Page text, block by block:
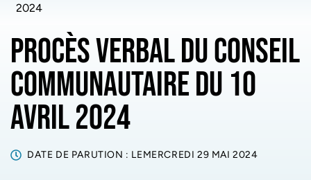
2024
PROCÈS VERBAL DU CONSEIL
COMMUNAUTAIRE DU 10
AVRIL 2024
DATE DE PARUTION : LEMERCREDI 29 MAI 2024